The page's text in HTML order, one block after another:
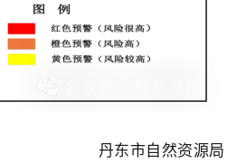
丹东市自然资源局